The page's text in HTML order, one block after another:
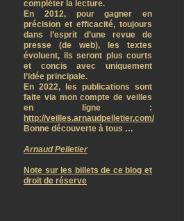
compléter la lecture.
En 2012, pour gagner en
précision et efficacité, toujours
dans l’esprit d’une revue de
presse (de web), les textes
évoluent, ils seront plus courts
et concis avec uniquement
l’idée principale.
En 2022, les publications sont
faite via mon compte de veilles
en ligne :
http://veilles.arnaudpelletier.com/
Bonne découverte à tous …
Arnaud Pelletier
Note sur les billets de ce blog et
droit de réserve